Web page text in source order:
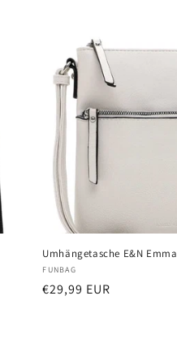
Umhängetasche E&N Emma
Anbieter:
FUNBAG
Normaler
€29,99 EUR